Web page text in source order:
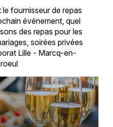
fournisseur de repas
événement, quel
des repas pour les
soirées privées
Lille - Marcq-en-